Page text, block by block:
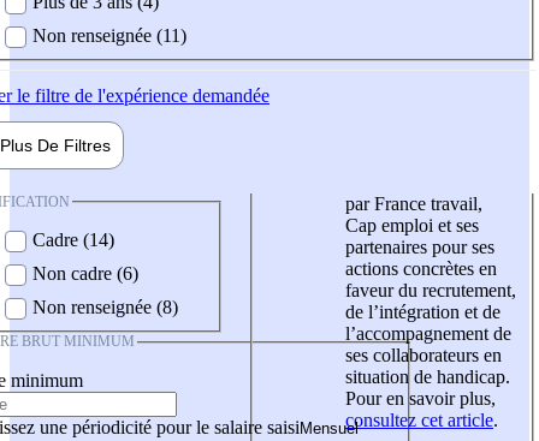
Non renseignée (11)
le filtre de l'expérience demandée
Plus De Filtres
Cadre (14)
Non cadre (6)
Non renseignée (8)
BRUT MINIMUM
minimum
une périodicité pour le salaire saisi
par France travail,
Cap emploi et ses
partenaires pour ses
actions concrètes en
faveur du recrutement,
de l’intégration et de
l’accompagnement de
ses collaborateurs en
situation de handicap.
Pour en savoir plus,
consultez cet article.